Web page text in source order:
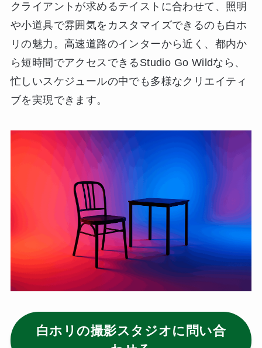
クライアントが求めるテイストに合わせて、照明
や小道具で雰囲気をカスタマイズできるのも白ホ
リの魅力。高速道路のインターから近く、都内か
ら短時間でアクセスできるStudio Go Wildなら、
忙しいスケジュールの中でも多様なクリエイティ
ブを実現できます。
白ホリの撮影スタジオに問い合